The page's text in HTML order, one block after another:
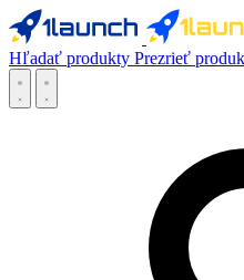
Hľadať produkty Prezrieť